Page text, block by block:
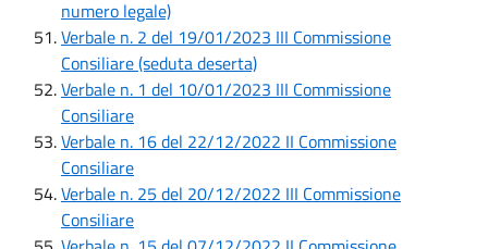
numero legale)
Verbale n. 2 del 19/01/2023 III Commissione
Consiliare (seduta deserta)
Verbale n. 1 del 10/01/2023 III Commissione
Consiliare
Verbale n. 16 del 22/12/2022 II Commissione
Consiliare
Verbale n. 25 del 20/12/2022 III Commissione
Consiliare